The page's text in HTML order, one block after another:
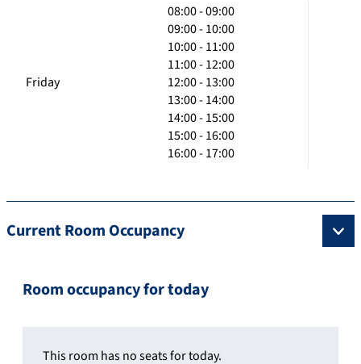
Friday
08:00 - 09:00
09:00 - 10:00
10:00 - 11:00
11:00 - 12:00
12:00 - 13:00
13:00 - 14:00
14:00 - 15:00
15:00 - 16:00
16:00 - 17:00
Current Room Occupancy
Room occupancy for today
This room has no seats for today.